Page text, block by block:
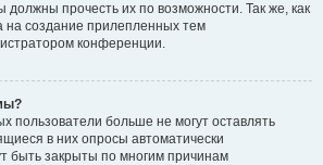
прочесть их по возможности. Так же, как
на создание прилепленных тем
конференции.
пользователи больше не могут оставлять
в них опросы автоматически
быть закрыты по многим причинам